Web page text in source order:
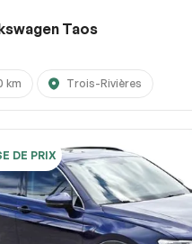
Taos
km Trois-Rivières
DE PRIX